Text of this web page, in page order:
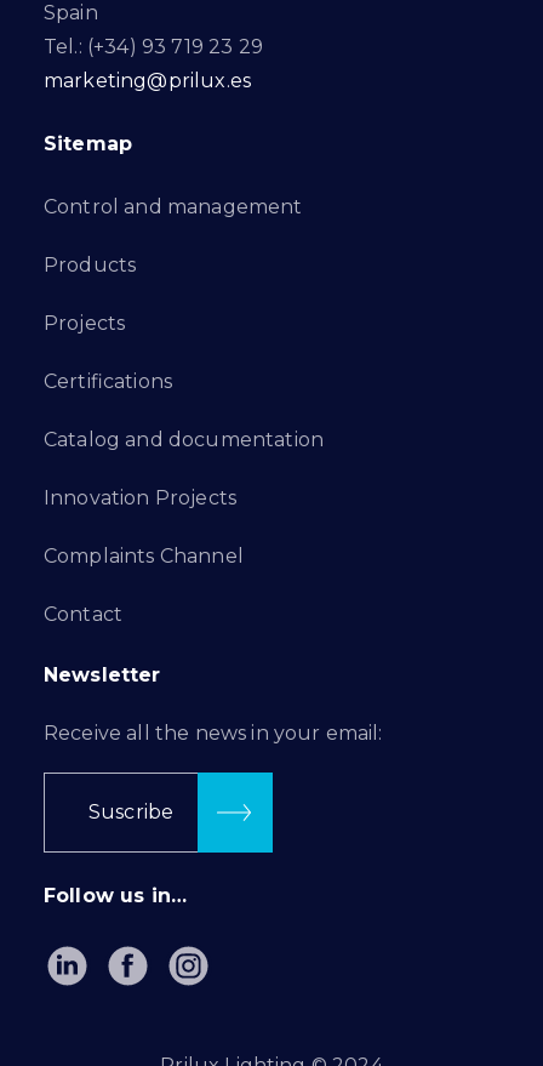
Spain
Tel.: (+34) 93 719 23 29
marketing@prilux.es
Sitemap
Control and management
Products
Projects
Certifications
Catalog and documentation
Innovation Projects
Complaints Channel
Contact
Newsletter
Receive all the news in your email:
Suscribe
Follow us in…